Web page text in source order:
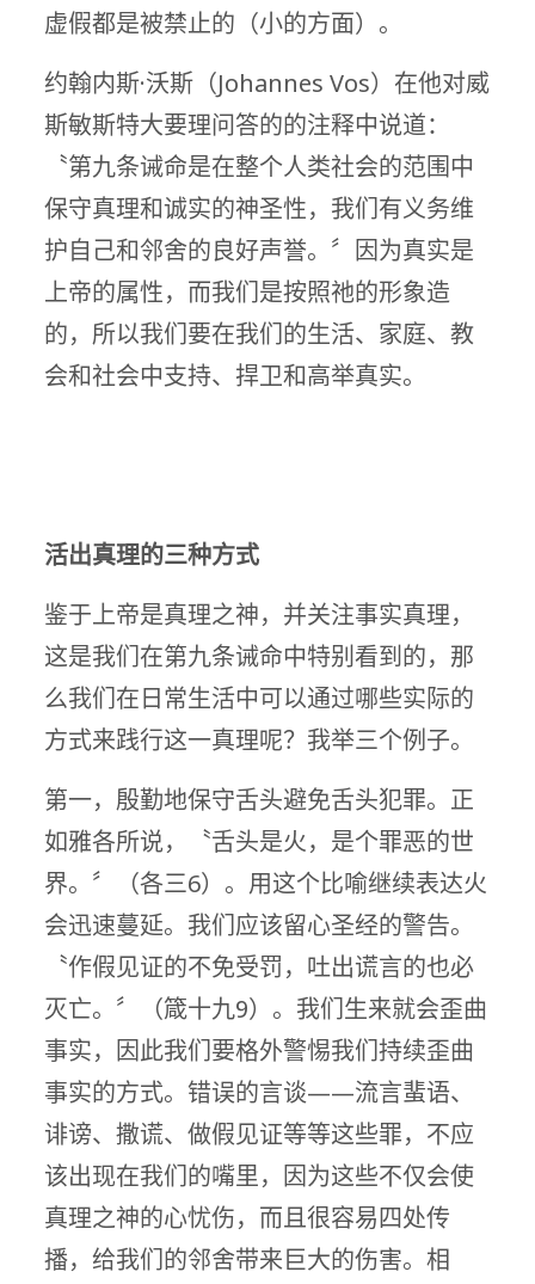
虚假都是被禁止的（小的方面）。
约翰内斯·沃斯（Johannes Vos）在他对威
斯敏斯特大要理问答的的注释中说道：
〝第九条诫命是在整个人类社会的范围中
保守真理和诚实的神圣性，我们有义务维
护自己和邻舍的良好声誉。〞因为真实是
上帝的属性，而我们是按照祂的形象造
的，所以我们要在我们的生活、家庭、教
会和社会中支持、捍卫和高举真实。
活出真理的三种方式
鉴于上帝是真理之神，并关注事实真理，
这是我们在第九条诫命中特别看到的，那
么我们在日常生活中可以通过哪些实际的
方式来践行这一真理呢？我举三个例子。
第一，殷勤地保守舌头避免舌头犯罪。正
如雅各所说，〝舌头是火，是个罪恶的世
界。〞（各三6）。用这个比喻继续表达火
会迅速蔓延。我们应该留心圣经的警告。
〝作假见证的不免受罚，吐出谎言的也必
灭亡。〞（箴十九9）。我们生来就会歪曲
事实，因此我们要格外警惕我们持续歪曲
事实的方式。错误的言谈——流言蜚语、
诽谤、撒谎、做假见证等等这些罪，不应
该出现在我们的嘴里，因为这些不仅会使
真理之神的心忧伤，而且很容易四处传
播，给我们的邻舍带来巨大的伤害。相